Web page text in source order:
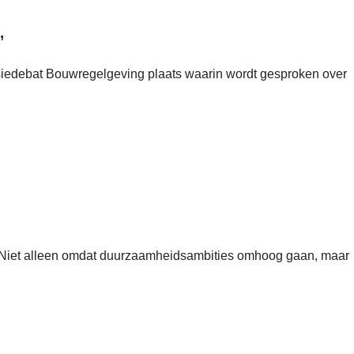
Bouwregelgeving plaats waarin wordt gesproken over
alleen omdat duurzaamheidsambities omhoog gaan, maar